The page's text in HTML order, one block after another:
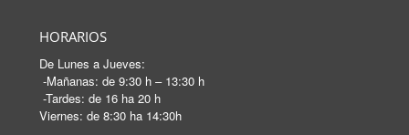
HORARIOS
De Lunes a Jueves:
-Mañanas: de 9:30 h – 13:30 h
-Tardes: de 16 ha 20 h
Viernes: de 8:30 ha 14:30h